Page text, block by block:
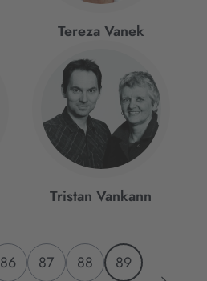
Tereza Vanek
Tristan Vankann
86 87 88
89